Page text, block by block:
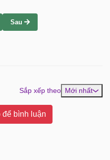
Sau
Sắp xếp theo Mới nhất
bình luận